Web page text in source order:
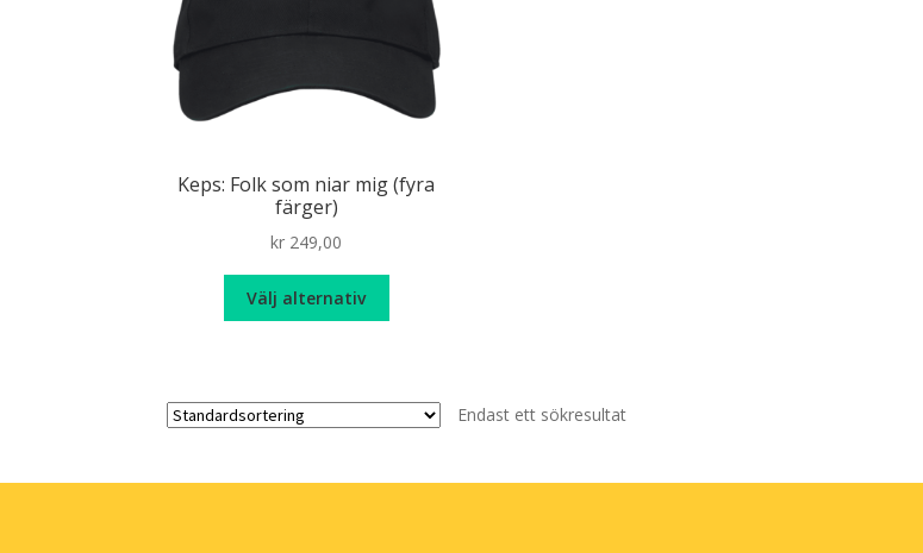
Keps: Folk som niar mig (fyra
färger)
kr 249,00
Välj alternativ
varianter.Endast ett sökresultat